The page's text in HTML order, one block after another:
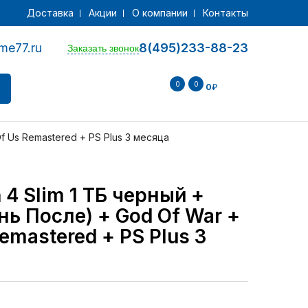
Доставка Акции О компании Контакты
8(495)233-88-23
Заказать звонок
0 0 0₽
Remastered + PS Plus 3 месяца
Slim 1 ТБ черный +
После) + God Of War +
+ PS Plus 3